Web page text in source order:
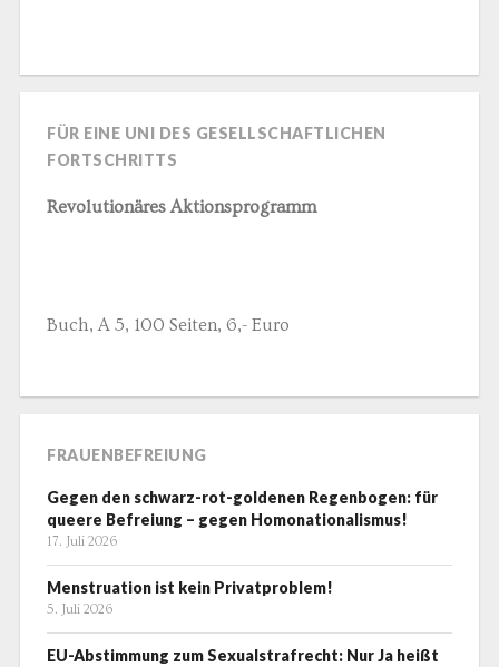
FÜR EINE UNI DES GESELLSCHAFTLICHEN
FORTSCHRITTS
Revolutionäres Aktionsprogramm
Buch, A 5, 100 Seiten, 6,- Euro
FRAUENBEFREIUNG
Gegen den schwarz-rot-goldenen Regenbogen: für
queere Befreiung – gegen Homonationalismus!
17. Juli 2026
Menstruation ist kein Privatproblem!
5. Juli 2026
EU-Abstimmung zum Sexualstrafrecht: Nur Ja heißt